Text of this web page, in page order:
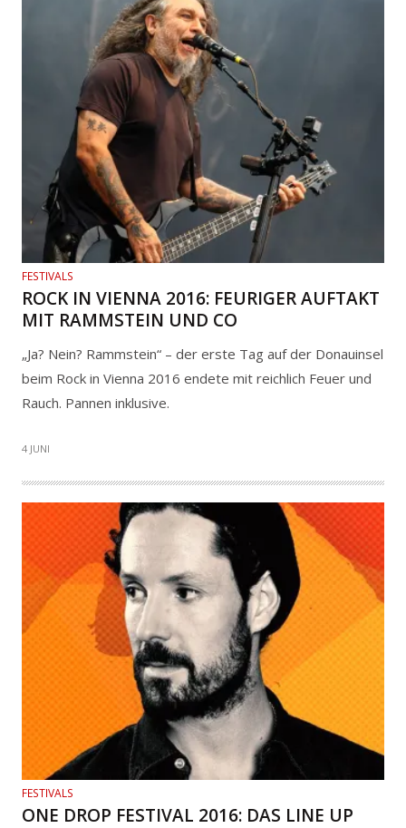
FESTIVALS
ROCK IN VIENNA 2016: FEURIGER AUFTAKT
MIT RAMMSTEIN UND CO
„Ja? Nein? Rammstein“ – der erste Tag auf der Donauinsel
beim Rock in Vienna 2016 endete mit reichlich Feuer und
Rauch. Pannen inklusive.
4 JUNI
FESTIVALS
ONE DROP FESTIVAL 2016: DAS LINE UP